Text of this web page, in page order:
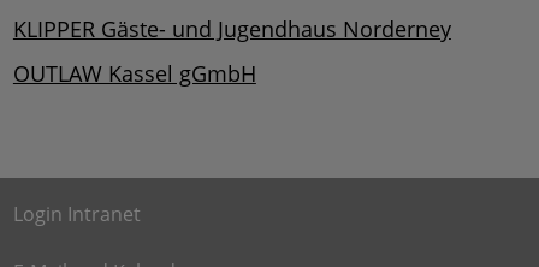
KLIPPER Gäste- und Jugendhaus Norderney
OUTLAW Kassel gGmbH
Login Intranet